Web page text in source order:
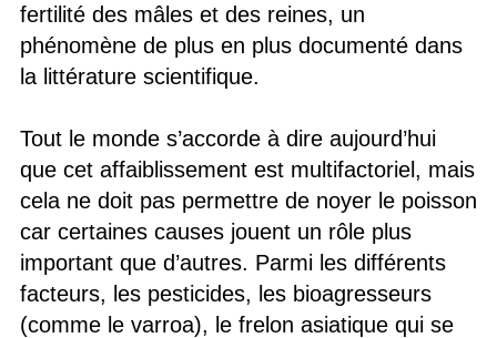
fertilité des mâles et des reines, un
phénomène de plus en plus documenté dans
la littérature scientifique.
Tout le monde s’accorde à dire aujourd’hui
que cet affaiblissement est multifactoriel, mais
cela ne doit pas permettre de noyer le poisson
car certaines causes jouent un rôle plus
important que d’autres. Parmi les différents
facteurs, les pesticides, les bioagresseurs
(comme le varroa), le frelon asiatique qui se